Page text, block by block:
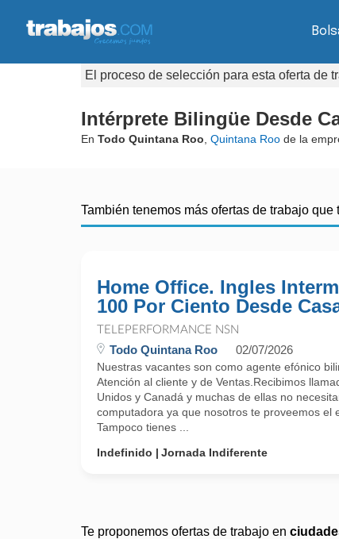
El proceso de selección para esta oferta de
Intérprete Bilingüe Desde
En Todo Quintana Roo Quintana Roo de la
También tenemos más ofertas de trabajo que
Home Office. Ingles
100 Por Ciento Desde
TELEPERFORMANCE NSN
Todo Quintana Roo 02/07/2026
Nuestras vacantes son como agente efónico
Atención al cliente y de Ventas.Recibimos
Unidos y Canadá y muchas de ellas no
computadora ya que nosotros te proveemos el
Tampoco tienes ...
Indefinido
Jornada Indiferente
Te proponemos ofertas de trabajo en